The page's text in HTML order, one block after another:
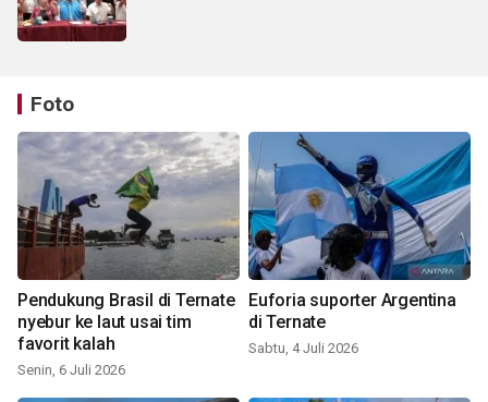
Foto
Pendukung Brasil di Ternate
nyebur ke laut usai tim
favorit kalah
Senin, 6 Juli 2026
Euforia suporter Argentina
di Ternate
Sabtu, 4 Juli 2026